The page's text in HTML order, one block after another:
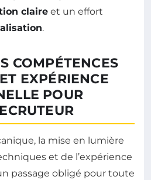
claire et un effort
.
COMPÉTENCES
EXPÉRIENCE
POUR
la mise en lumière
et de l’expérience
passage obligé pour toute